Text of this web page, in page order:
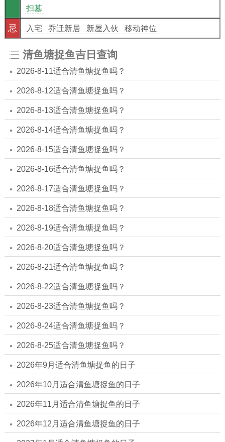
扫墓
忌
入宅 乔迁新居 新屋入伙 移动神位
清鱼塘捉鱼吉日查询
2026-8-11适合清鱼塘捉鱼吗？
2026-8-12适合清鱼塘捉鱼吗？
2026-8-13适合清鱼塘捉鱼吗？
2026-8-14适合清鱼塘捉鱼吗？
2026-8-15适合清鱼塘捉鱼吗？
2026-8-16适合清鱼塘捉鱼吗？
2026-8-17适合清鱼塘捉鱼吗？
2026-8-18适合清鱼塘捉鱼吗？
2026-8-19适合清鱼塘捉鱼吗？
2026-8-20适合清鱼塘捉鱼吗？
2026-8-21适合清鱼塘捉鱼吗？
2026-8-22适合清鱼塘捉鱼吗？
2026-8-23适合清鱼塘捉鱼吗？
2026-8-24适合清鱼塘捉鱼吗？
2026-8-25适合清鱼塘捉鱼吗？
2026年9月适合清鱼塘捉鱼的日子
2026年10月适合清鱼塘捉鱼的日子
2026年11月适合清鱼塘捉鱼的日子
2026年12月适合清鱼塘捉鱼的日子